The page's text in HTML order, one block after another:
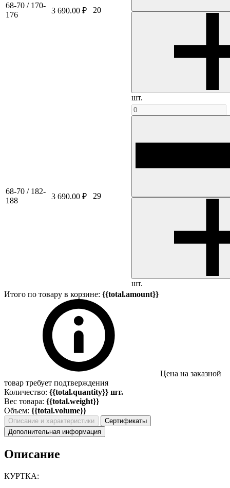
68-70 / 170-
176
3 690.00 ₽ 20
шт.
68-70 / 182-
188
3 690.00 ₽ 29
шт.
Итого по товару в корзине: {{total.amount}}
Цена на заказной
товар требует подтверждения
Количество: {{total.quantity}} шт.
Вес товара: {{total.weight}}
Объем: {{total.volume}}
Описание и характеристики
Сертификаты
Дополнительная информация
Описание
КУРТКА: